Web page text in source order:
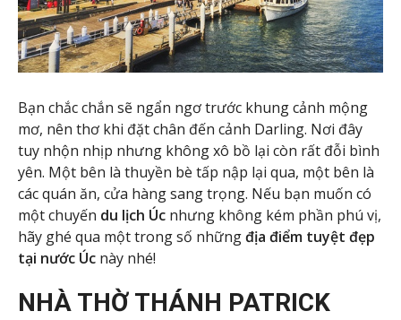
Bạn chắc chắn sẽ ngẩn ngơ trước khung cảnh mộng
mơ, nên thơ khi đặt chân đến cảnh Darling. Nơi đây
tuy nhộn nhịp nhưng không xô bồ lại còn rất đỗi bình
yên. Một bên là thuyền bè tấp nập lại qua, một bên là
các quán ăn, cửa hàng sang trọng. Nếu bạn muốn có
một chuyến du lịch Úc nhưng không kém phần phú vị,
hãy ghé qua một trong số nhữngđịa điểm tuyệt đẹp
tại nước Úc này nhé!
NHÀ THỜ THÁNH PATRICK